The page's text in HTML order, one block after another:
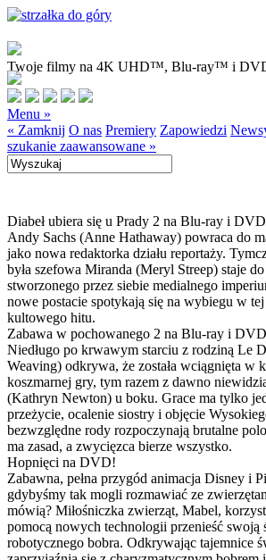
Twoje filmy na 4K UHD™, Blu-ray™ i
Menu »
« Zamknij O nas Premiery Zapowiedzi
szukanie zaawansowane »
Diabeł ubiera się u Prady 2 na Blu-ray i
Andy Sachs (Anne Hathaway) powraca do
jako nowa redaktorka działu reportaży.
była szefowa Miranda (Meryl Streep) staje
stworzonego przez siebie medialnego
nowe postacie spotykają się na wybiegu w
kultowego hitu.
Zabawa w pochowanego 2 na Blu-ray i
Niedługo po krwawym starciu z rodziną Le
Weaving) odkrywa, że została wciągnięta w
koszmarnej gry, tym razem z dawno
(Kathryn Newton) u boku. Grace ma tylko
przeżycie, ocalenie siostry i objęcie
bezwzględne rody rozpoczynają brutalne
ma zasad, a zwycięzca bierze wszystko.
Hopnięci na DVD!
Zabawna, pełna przygód animacja Disney i
gdybyśmy tak mogli rozmawiać ze
mówią? Miłośniczka zwierząt, Mabel,
pomocą nowych technologii przenieść swoją
robotycznego bobra. Odkrywając tajemnice